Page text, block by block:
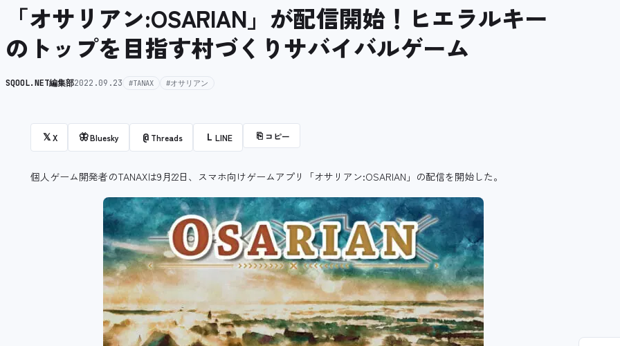
「オサリアン:OSARIAN」が配信開始！ヒエラルキー
のトップを目指す村づくりサバイバルゲーム
SQOOL.NET編集部2022.09.23 #TANAX #オサリアン
𝕏X 🦋Bluesky @ Threads L LINE ⎘ コピー
個人ゲーム開発者のTANAXは9月22日、スマホ向けゲームアプリ「オサリアン:OSARIAN」の配信を開始した。